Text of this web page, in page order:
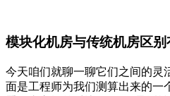
模块化机房与传统机房区别
今天咱们就聊一聊它们之间的灵
面是工程师为我们测算出来的一